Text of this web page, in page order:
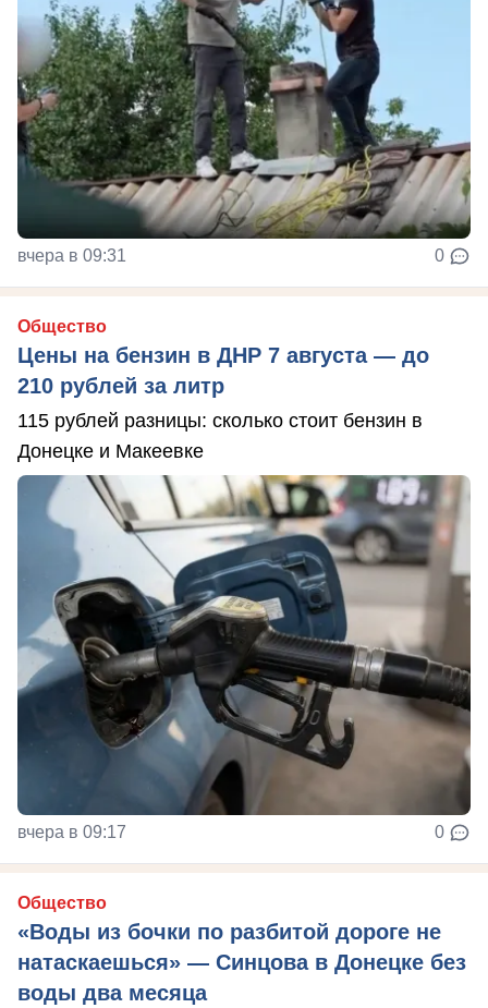
вчера в 09:31 0
Общество
Цены на бензин в ДНР 7 августа — до
210 рублей за литр
115 рублей разницы: сколько стоит бензин в
Донецке и Макеевке
вчера в 09:17 0
Общество
«Воды из бочки по разбитой дороге не
натаскаешься» — Синцова в Донецке без
воды два месяца